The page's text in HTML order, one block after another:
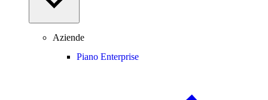
Aziende
Piano Enterprise